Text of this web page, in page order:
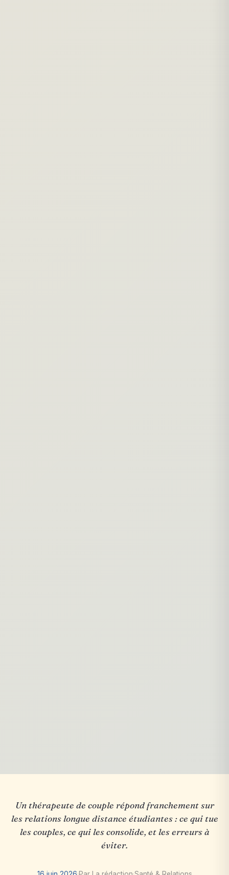
Un thérapeute de couple répond franchement sur
les relations longue distance étudiantes : ce qui tue
les couples, ce qui les consolide, et les erreurs à
éviter.